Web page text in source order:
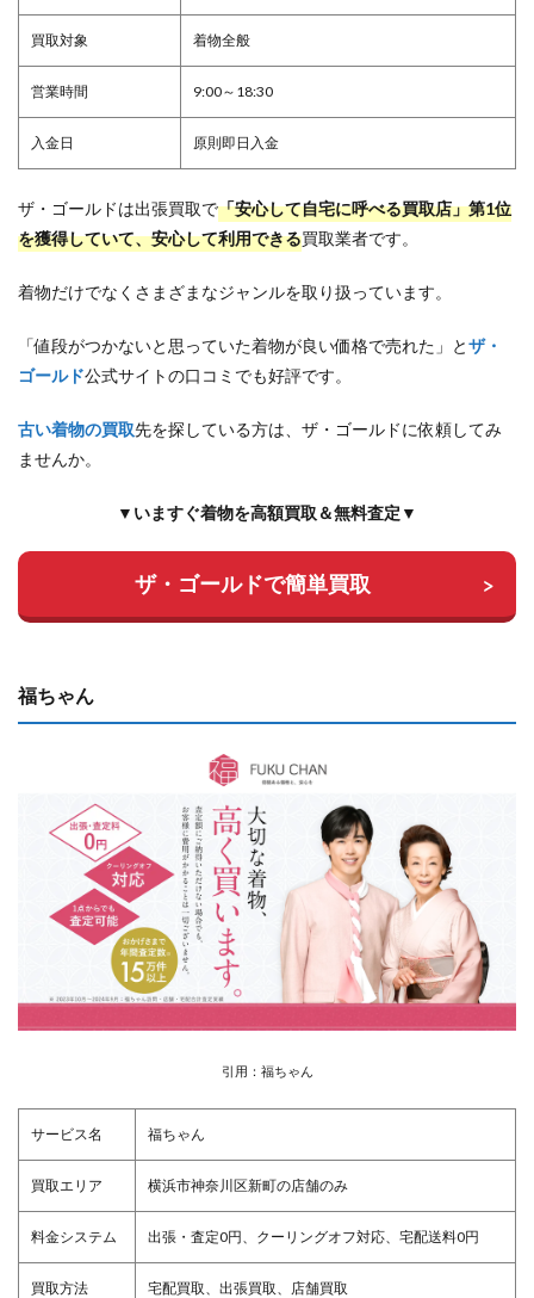
買取対象 着物全般
営業時間 9:00～18:30
入金日 原則即日入金
ザ・ゴールドは出張買取で「安心して自宅に呼べる買取店」第1位
を獲得していて、安心して利用できる買取業者です。
着物だけでなくさまざまなジャンルを取り扱っています。
「値段がつかないと思っていた着物が良い価格で売れた」とザ・
ゴールド公式サイトの口コミでも好評です。
古い着物の買取先を探している方は、ザ・ゴールドに依頼してみ
ませんか。
▼いますぐ着物を高額買取＆無料査定▼
ザ・ゴールドで簡単買取
福ちゃん
引用：福ちゃん
サービス名 福ちゃん
買取エリア 横浜市神奈川区新町の店舗のみ
料金システム 出張・査定0円、クーリングオフ対応、宅配送料0円
買取方法 宅配買取、出張買取、店舗買取